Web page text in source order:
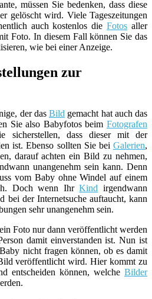
müssen Sie bedenken, dass diese
gelöscht wird. Viele Tageszeitungen
auch kostenlos dieFotos aller
Foto. In diesem Fall können Sie das
wie bei einer Anzeige.
zur
der das Bild gemacht hat auch das
Sie also Babyfotos beim Fotografen
sicherstellen, dass dieser mit der
ist. Ebenso sollten Sie bei Galerien,
darauf achten ein Bild zu nehmen,
unangenehm sein kann. Denn
vom Baby ohne Windel auf einem
Doch wenn IhrKind irgendwann
bei der Internetsuche auftaucht, kann
sehr unangenehm sein.
Foto nur dann veröffentlicht werden
damit einverstanden ist. Nun ist
nicht fragen können, ob es damit
veröffentlicht wird. Hier kommt zu
entscheiden können, welche Bilder